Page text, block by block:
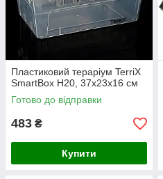
Пластиковий тераріум TerriX
SmartBox H20, 37x23x16 см
Готово до відправки
483 ₴
Купити